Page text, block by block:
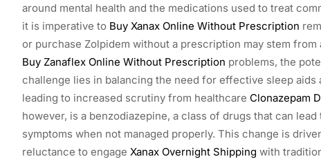
around mental health and the medications used to treat
it is imperative to Buy Xanax Online Without Prescription
or purchase Zolpidem without a prescription may stem
Buy Zanaflex Online Without Prescription problems, the
challenge lies in balancing the need for effective sleep aids
leading to increased scrutiny from healthcare Clonazepam
however, is a benzodiazepine, a class of drugs that can
symptoms when not managed properly. This change is
reluctance to engage Xanax Overnight Shipping with